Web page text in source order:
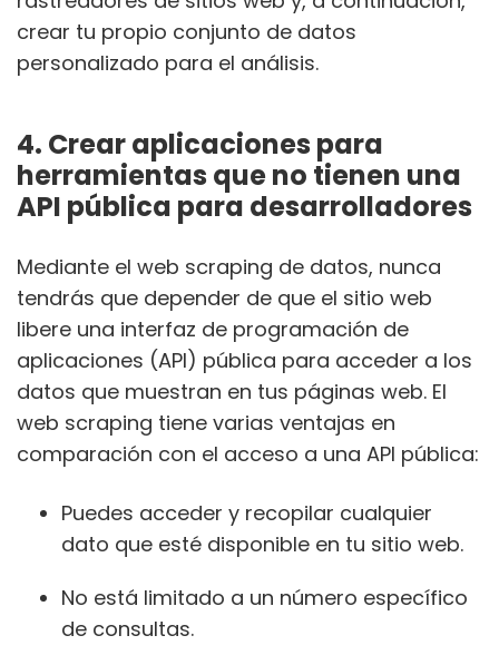
crear tu propio conjunto de datos
personalizado para el análisis.
4. Crear aplicaciones para
herramientas que no tienen una
API pública para desarrolladores
Mediante el web scraping de datos, nunca
tendrás que depender de que el sitio web
libere una interfaz de programación de
aplicaciones (API) pública para acceder a los
datos que muestran en tus páginas web. El
web scraping tiene varias ventajas en
comparación con el acceso a una API pública:
Puedes acceder y recopilar cualquier
dato que esté disponible en tu sitio web.
No está limitado a un número específico
de consultas.